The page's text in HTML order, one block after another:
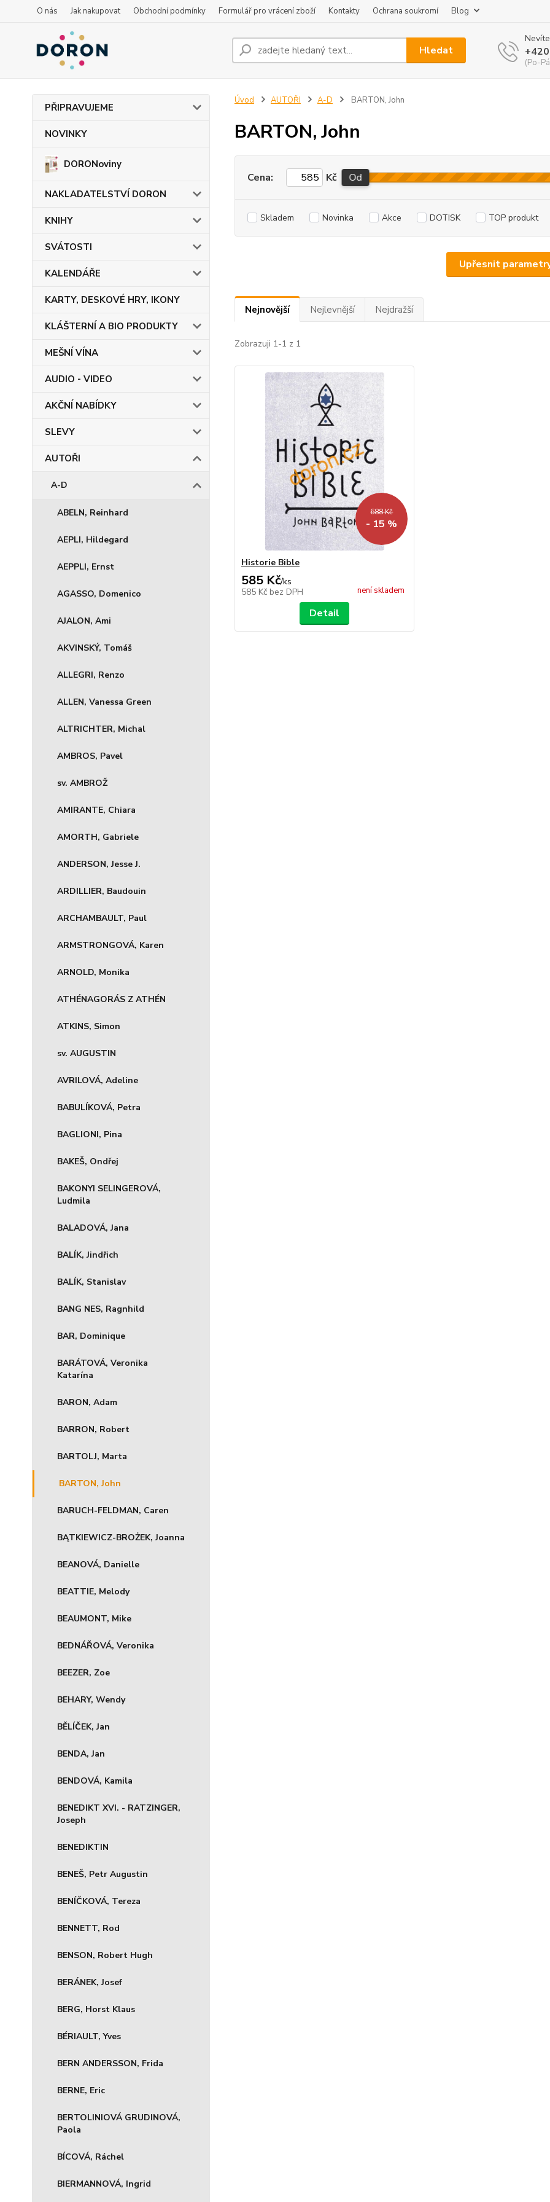
O nás Jak nakupovat Obchodní podmínky Formulář pro vrácení zboží Kontakty Ochrana soukromí Blog
Hledat
(Po-
PŘIPRAVUJEME
NOVINKY
DORONoviny
NAKLADATELSTVÍ DORON
KNIHY
SVÁTOSTI
KALENDÁŘE
KARTY, DESKOVÉ HRY, IKONY
KLÁŠTERNÍ A BIO PRODUKTY
MEŠNÍ VÍNA
AUDIO - VIDEO
AKČNÍ NABÍDKY
SLEVY
AUTOŘI
A-D
ABELN, Reinhard
AEPLI, Hildegard
AEPPLI, Ernst
AGASSO, Domenico
AJALON, Ami
AKVINSKÝ, Tomáš
ALLEGRI, Renzo
ALLEN, Vanessa Green
ALTRICHTER, Michal
AMBROS, Pavel
sv. AMBROŽ
AMIRANTE, Chiara
AMORTH, Gabriele
ANDERSON, Jesse J.
ARDILLIER, Baudouin
ARCHAMBAULT, Paul
ARMSTRONGOVÁ, Karen
ARNOLD, Monika
ATHÉNAGORÁS Z ATHÉN
ATKINS, Simon
sv. AUGUSTIN
AVRILOVÁ, Adeline
BABULÍKOVÁ, Petra
BAGLIONI, Pina
BAKEŠ, Ondřej
BAKONYI SELINGEROVÁ,
Ludmila
BALADOVÁ, Jana
BALÍK, Jindřich
BALÍK, Stanislav
BANG NES, Ragnhild
BAR, Dominique
BARÁTOVÁ, Veronika
Katarína
BARON, Adam
BARRON, Robert
BARTOLJ, Marta
BARTON, John
BARUCH-FELDMAN, Caren
BĄTKIEWICZ-BROŻEK, Joanna
BEANOVÁ, Danielle
BEATTIE, Melody
BEAUMONT, Mike
BEDNÁŘOVÁ, Veronika
BEEZER, Zoe
BEHARY, Wendy
BĚLÍČEK, Jan
BENDA, Jan
BENDOVÁ, Kamila
BENEDIKT XVI. - RATZINGER,
Joseph
BENEDIKTIN
BENEŠ, Petr Augustin
BENÍČKOVÁ, Tereza
BENNETT, Rod
BENSON, Robert Hugh
BERÁNEK, Josef
BERG, Horst Klaus
BÉRIAULT, Yves
BERN ANDERSSON, Frida
BERNE, Eric
BERTOLINIOVÁ GRUDINOVÁ,
Paola
BÍCOVÁ, Ráchel
BIERMANNOVÁ, Ingrid
Úvod AUTOŘI A-D BARTON, John
BARTON, John
Upřesnit
Cena: Kč Od
Skladem Novinka Akce DOTISK TOP produkt
Nejnovější Nejlevnější Nejdražší
Zobrazuji 1-1 z 1
688 Kč
- 15 %
Historie Bible
585 Kč/ks
585 Kč bez DPH není skladem
Detail